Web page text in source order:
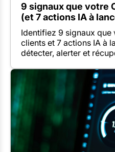
9 signaux que votre
(et 7 actions IA à
Identifiez 9 signaux
clients et 7 actions IA à
détecter, alerter et